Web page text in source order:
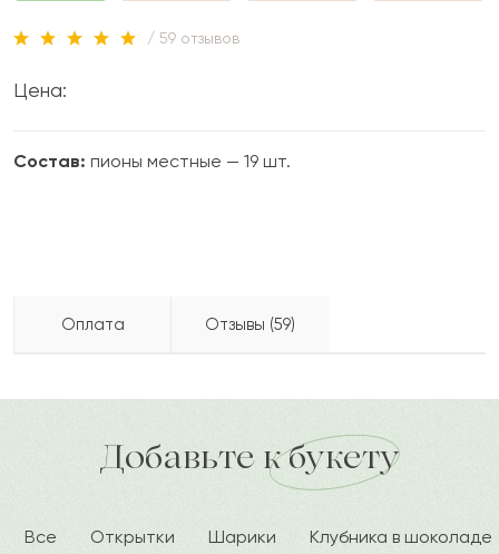
/ 59 отзывов
Цена:
Состав: пионы местные — 19 шт.
Оплата Отзывы (59)
доставка по городу в течение часа
Х 2024-05-12
Халила
2024-01-18
Добавьте к букету
Все Открытки Шарики Клубника в шоколаде